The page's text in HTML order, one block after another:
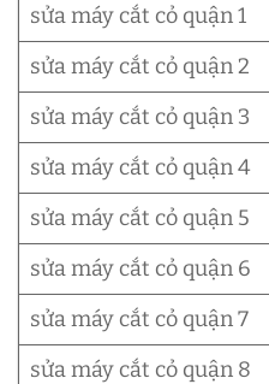
sửa máy cắt cỏ quận 1
sửa máy cắt cỏ quận 2
sửa máy cắt cỏ quận 3
sửa máy cắt cỏ quận 4
sửa máy cắt cỏ quận 5
sửa máy cắt cỏ quận 6
sửa máy cắt cỏ quận 7
sửa máy cắt cỏ quận 8